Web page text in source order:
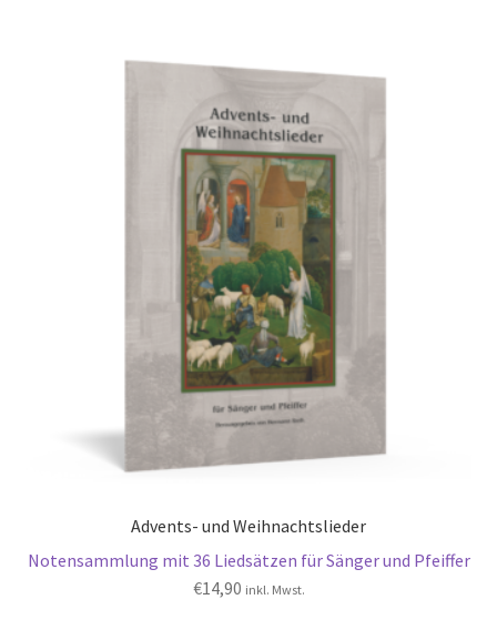
Advents- und Weihnachtslieder
Notensammlung mit 36 Liedsätzen für Sänger und Pfeiffer
€14,90 inkl. Mwst.